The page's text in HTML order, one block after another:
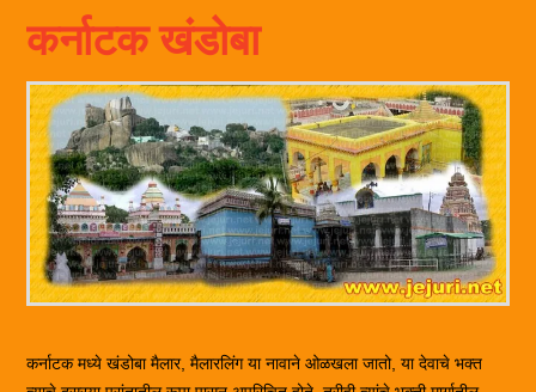
कर्नाटक खंडोबा
कर्नाटक मध्ये खंडोबा मैलार, मैलारलिंग या नावाने ओळखला जातो, या देवाचे भक्त